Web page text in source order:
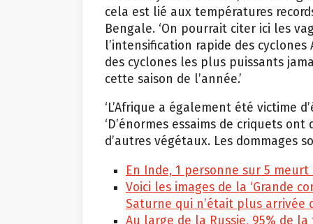
cela est lié aux températures
Bengale. ‘On pourrait citer ici les
l’intensification rapide des cyclones
des cyclones les plus puissants
cette saison de l’année.’
‘L’Afrique a également été victime
‘D’énormes essaims de criquets
d’autres végétaux. Les dommages
En Inde, 1 personne sur 5
Voici les images de la ‘Grande
Saturne qui n’était plus arrivée
Au large de la Russie, 95% de